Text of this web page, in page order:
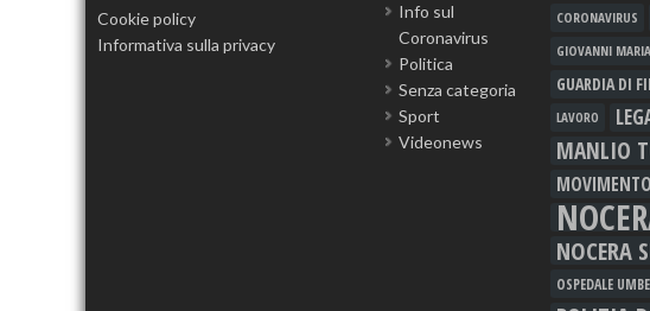
Cookie policy
Informativa sulla privacy
Info sul
Coronavirus
Politica
Senza categoria
Sport
Videonews
CORONAVIRUS
GIOVANNI
GUARDIA DI
LAVORO
MANLIO
NOCERA
OSPEDALE